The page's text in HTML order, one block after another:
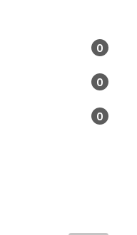
0
0
0